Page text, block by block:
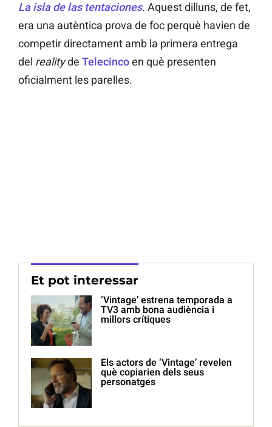
La isla de las tentaciones. Aquest dilluns, de fet,
era una autèntica prova de foc perquè havien de
competir directament amb la primera entrega
del realityde Telecincoen què presenten
oficialment les parelles.
Et pot interessar
‘Vintage’ estrena temporada a
TV3 amb bona audiència i
millors crítiques
Els actors de ‘Vintage’ revelen
què copiarien dels seus
personatges